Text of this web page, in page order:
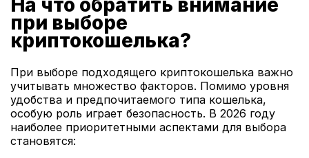
На что обратить внимание
при выборе
криптокошелька?
При выборе подходящего криптокошелька важно
учитывать множество факторов. Помимо уровня
удобства и предпочитаемого типа кошелька,
особую роль играет безопасность. В 2026 году
наиболее приоритетными аспектами для выбора
становятся: